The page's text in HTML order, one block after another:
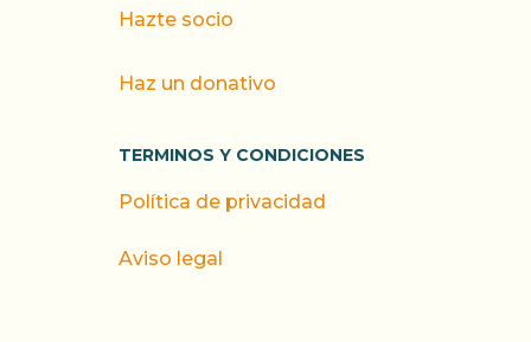
Hazte socio
Haz un donativo
TERMINOS Y CONDICIONES
Política de privacidad
Aviso legal